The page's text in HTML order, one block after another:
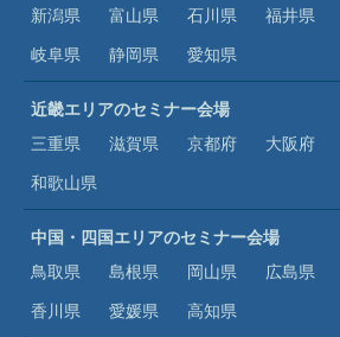
新潟県
富山県 石川県 福井県
岐阜県
静岡県 愛知県
近畿エリアのセミナー会場
三重県
滋賀県 京都府 大阪府
和歌山県
中国・四国エリアのセミナー会場
鳥取県
島根県 岡山県 広島県
香川県
愛媛県 高知県